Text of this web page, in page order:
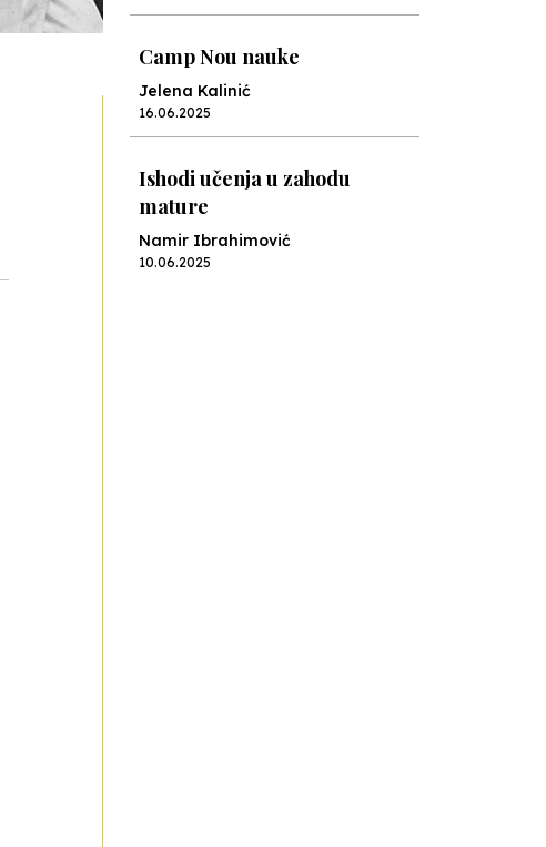
Camp Nou nauke
Jelena Kalinić
16.06.2025
Ishodi učenja u zahodu
mature
Namir Ibrahimović
10.06.2025